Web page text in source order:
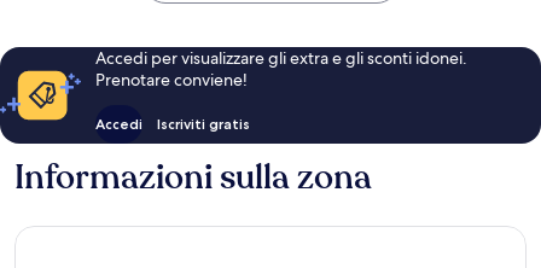
Accedi per visualizzare gli extra e gli sconti idonei.
Prenotare conviene!
Accedi Iscriviti gratis
Informazioni sulla zona